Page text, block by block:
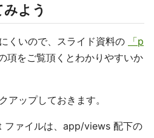
よう
くいので、スライド資料の
「p
項をご覧頂くとわかりやすいか
アップしておきます。
ファイルは、app/views 配下の